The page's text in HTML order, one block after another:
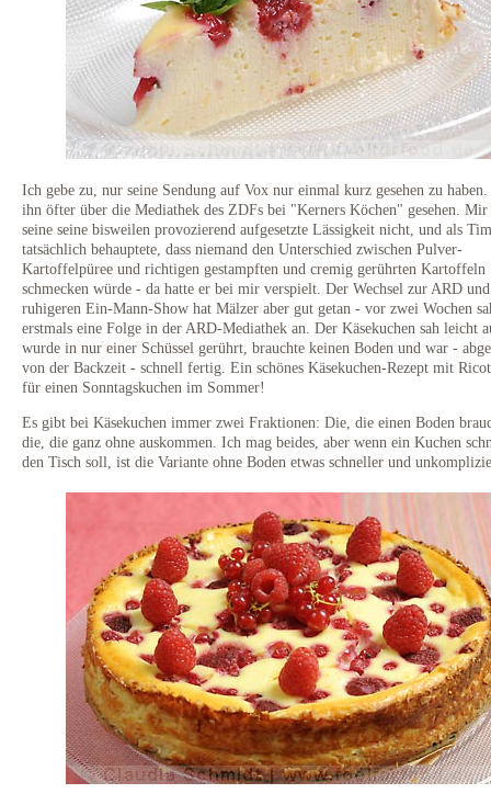
Ich gebe zu, nur seine Sendung auf Vox nur einmal kurz gesehen zu
ihn öfter über die Mediathek des ZDFs bei "Kerners Köchen" gesehen.
seine seine bisweilen provozierend aufgesetzte Lässigkeit nicht, und als
tatsächlich behauptete, dass niemand den Unterschied zwischen Pulver-
Kartoffelpüree und richtigen gestampften und cremig gerührten Kartoffeln
schmecken würde - da hatte er bei mir verspielt. Der Wechsel zur ARD
ruhigeren Ein-Mann-Show hat Mälzer aber gut getan - vor zwei Wochen
erstmals eine Folge in der ARD-Mediathek an. Der Käsekuchen sah leicht
wurde in nur einer Schüssel gerührt, brauchte keinen Boden und war -
von der Backzeit - schnell fertig. Ein schönes Käsekuchen-Rezept mit
für einen Sonntagskuchen im Sommer!
Es gibt bei Käsekuchen immer zwei Fraktionen: Die, die einen Boden
die, die ganz ohne auskommen. Ich mag beides, aber wenn ein Kuchen
den Tisch soll, ist die Variante ohne Boden etwas schneller und